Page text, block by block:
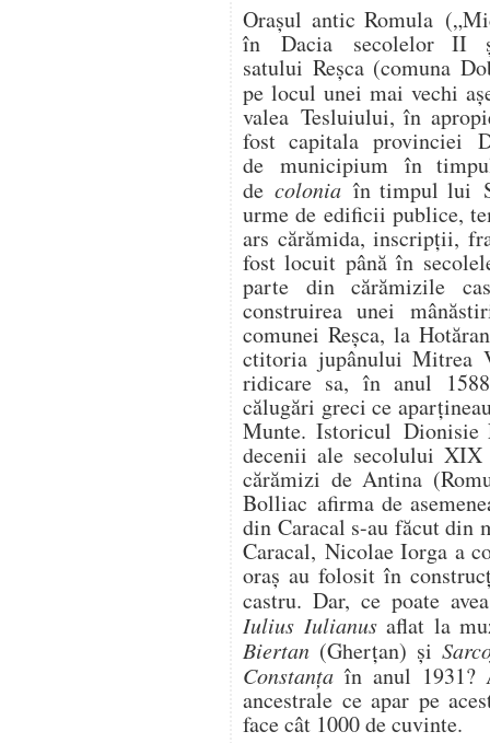
Orașul antic Romula
în Dacia secolelor II
satului Reșca (comuna
pe locul unei mai vechi
valea Tesluiului, în
fost capitala provinciei
de municipium în
decolonia în timpul lui
urme de edificii publice,
ars cărămida, inscripții,
fost locuit până în
parte din cărămizile
construirea unei
comunei Reșca, la
ctitoria jupânului Mitrea
ridicare sa, în anul
călugări greci ce
Munte. Istoricul
decenii ale secolului
cărămizi de Antina
Bolliac afirma de
din Caracal s-au făcut din
Caracal, Nicolae Iorga a
oraș au folosit în
castru. Dar, ce poate
Iulius Iulianusaflat la
Biertan (Gherțan) și
Constanța în anul 1931?
ancestrale ce apar pe
face cât 1000 de cuvinte.